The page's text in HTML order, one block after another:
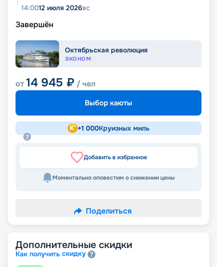
14:0012 июля 2026вс
Завершён
Октябрьская революция
ЭКОНОМ
от14 945 ₽ / чел
Выбор каюты
+1 000Круизных миль
Добавить в избранное
Моментально оповестим о снижении цены
Поделиться
Дополнительные скидки
Как получить скидку